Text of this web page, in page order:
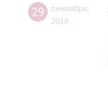
29 сентября
2019